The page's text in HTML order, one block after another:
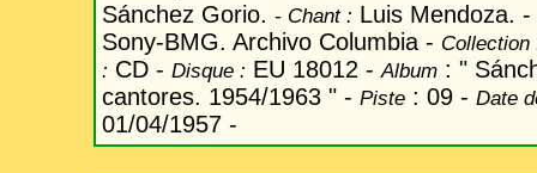
Sánchez Gorio. - Chant: Luis Mendoza. -
Sony-BMG. Archivo Columbia -
: CD - Disque : EU 18012 - Album : " Sá
cantores. 1954/1963 " - Piste : 09 - Date
01/04/1957 -